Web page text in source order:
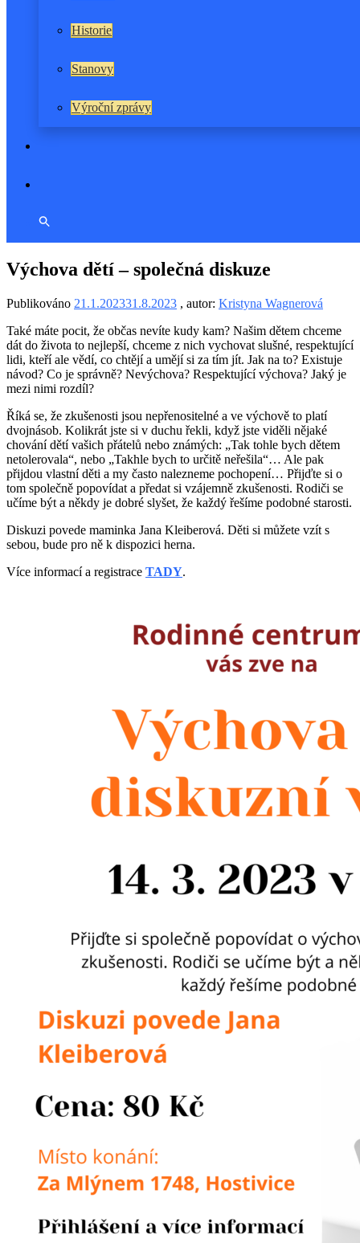
Historie
Stanovy
Výroční zprávy
Výchova dětí – společná diskuze
Publikováno 21.1.202331.8.2023 , autor: Kristyna Wagnerová
Také máte pocit, že občas nevíte kudy kam? Našim dětem chceme
dát do života to nejlepší, chceme z nich vychovat slušné, respektující
lidi, kteří ale vědí, co chtějí a umějí si za tím jít. Jak na to? Existuje
návod? Co je správně? Nevýchova? Respektující výchova? Jaký je
mezi nimi rozdíl?
Říká se, že zkušenosti jsou nepřenositelné a ve výchově to platí
dvojnásob. Kolikrát jste si v duchu řekli, když jste viděli nějaké
chování dětí vašich přátelů nebo známých: „Tak tohle bych dětem
netolerovala“, nebo „Takhle bych to určitě neřešila“… Ale pak
přijdou vlastní děti a my často nalezneme pochopení… Přijďte si o
tom společně popovídat a předat si vzájemně zkušenosti. Rodiči se
učíme být a někdy je dobré slyšet, že každý řešíme podobné starosti.
Diskuzi povede maminka Jana Kleiberová. Děti si můžete vzít s
sebou, bude pro ně k dispozici herna.
Více informací a registrace TADY.